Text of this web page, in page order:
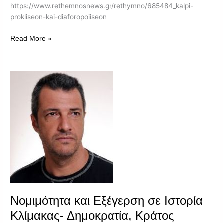
https://www.rethemnosnews.gr/rethymno/685484_kalpi-
prokliseon-kai-diaforopoiiseon
Read More »
Νομιμότητα και Εξέγερση σε Ιστορία
Κλίμακας- Δημοκρατία, Κράτος
Νομιμότητα
Εξέγερση
Ιστορία
Κλίμακας-
Δημοκρατία,
Δικαίου
και
εκτροπή
–
Συνέντευξη
στην